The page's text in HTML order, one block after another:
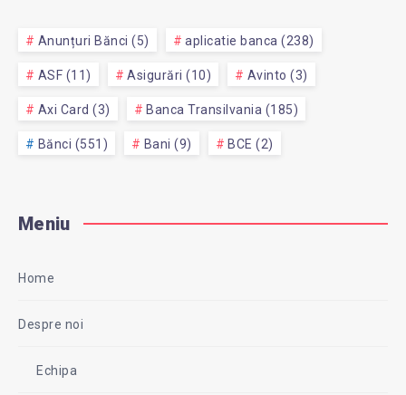
Anunțuri Bănci (5) aplicatie banca (238)
ASF (11) Asigurări (10) Avinto (3)
Axi Card (3) Banca Transilvania (185)
Bănci (551) Bani (9) BCE (2)
Meniu
Home
Despre noi
Echipa